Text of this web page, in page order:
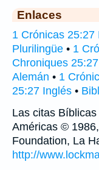
Enlaces
1 Crónicas 25:27
Plurilingüe • 1
Chroniques
Alemán • 1
25:27 Inglés •
Las citas
Américas ©
Foundation, La
http://